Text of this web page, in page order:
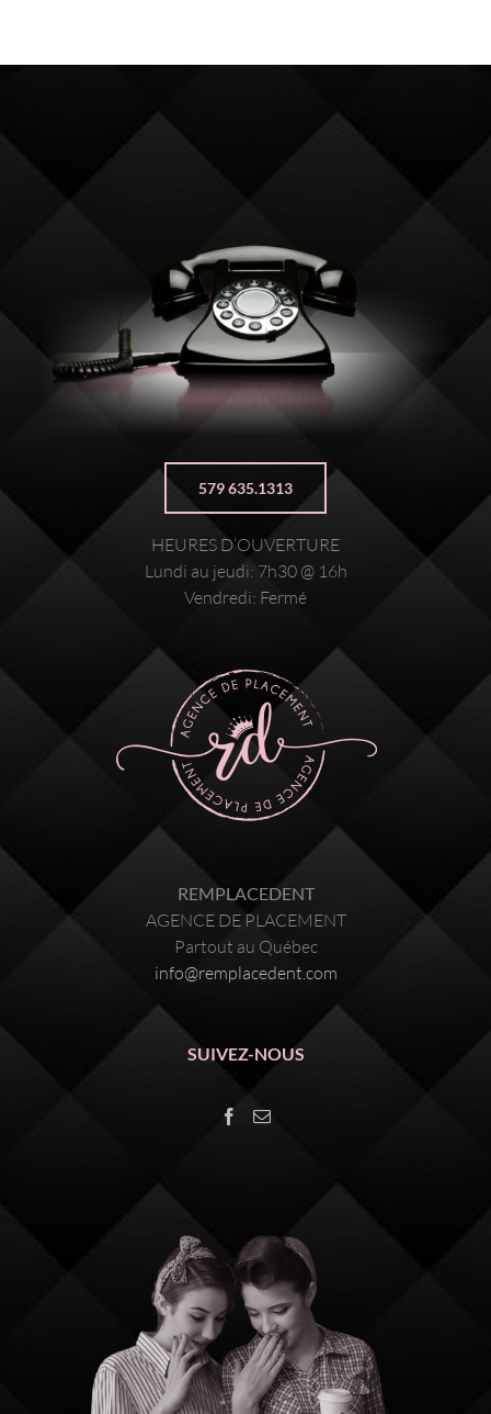
579 635.1313
HEURES D’OUVERTURE
Lundi au jeudi: 7h30 @ 16h
Vendredi: Fermé
REMPLACEDENT
AGENCE DE PLACEMENT
Partout au Québec
info@remplacedent.com
SUIVEZ-NOUS